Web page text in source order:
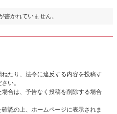
書かれていません。
ねたり、法令に違反する内容を投稿す
い。
合は、予告なく投稿を削除する場合
認の上、ホームページに表示されま